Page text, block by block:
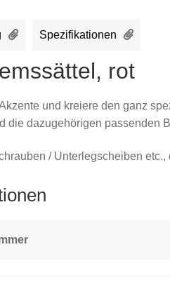
Spezifikationen
rot
und kreiere den ganz
die dazugehörigen passenden
/ Unterlegscheiben